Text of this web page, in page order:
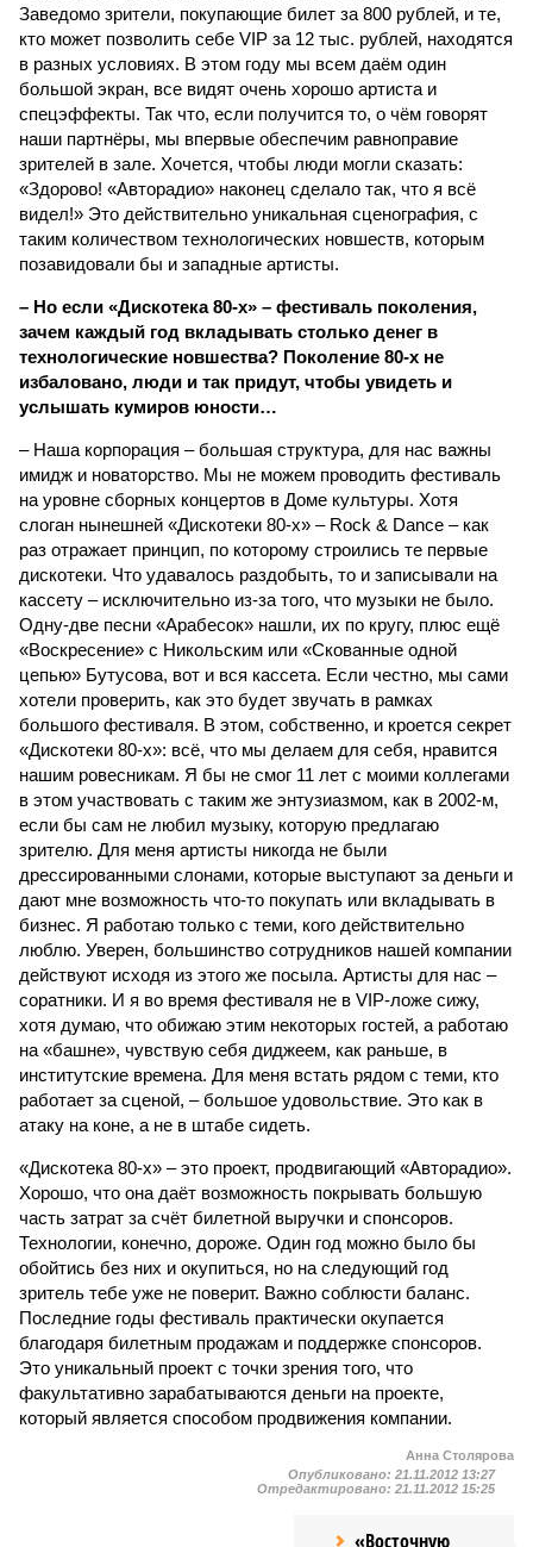
Заведомо зрители, покупающие билет за 800 рублей, и те,
кто может позволить себе VIP за 12 тыс. рублей, находятся
в разных условиях. В этом году мы всем даём один
большой экран, все видят очень хорошо артиста и
спецэффекты. Так что, если получится то, о чём говорят
наши партнёры, мы впервые обеспечим равноправие
зрителей в зале. Хочется, чтобы люди могли сказать:
«Здорово! «Авторадио» наконец сделало так, что я всё
видел!» Это действительно уникальная сценография, с
таким количеством технологических новшеств, которым
позавидовали бы и западные артисты.
– Но если «Дискотека 80-х» – фестиваль поколения,
зачем каждый год вкладывать столько денег в
технологические новшества? Поколение 80-х не
избаловано, люди и так придут, чтобы увидеть и
услышать кумиров юности…
– Наша корпорация – большая структура, для нас важны
имидж и новаторство. Мы не можем проводить фестиваль
на уровне сборных концертов в Доме культуры. Хотя
слоган нынешней «Дискотеки 80-х» – Rock & Dance – как
раз отражает принцип, по которому строились те первые
дискотеки. Что удавалось раздобыть, то и записывали на
кассету – исключительно из-за того, что музыки не было.
Одну-две песни «Арабесок» нашли, их по кругу, плюс ещё
«Воскресение» с Никольским или «Скованные одной
цепью» Бутусова, вот и вся кассета. Если честно, мы сами
хотели проверить, как это будет звучать в рамках
большого фестиваля. В этом, собственно, и кроется секрет
«Дискотеки 80-х»: всё, что мы делаем для себя, нравится
нашим ровесникам. Я бы не смог 11 лет с моими коллегами
в этом участвовать с таким же энтузиазмом, как в 2002-м,
если бы сам не любил музыку, которую предлагаю
зрителю. Для меня артисты никогда не были
дрессированными слонами, которые выступают за деньги и
дают мне возможность что-то покупать или вкладывать в
бизнес. Я работаю только с теми, кого действительно
люблю. Уверен, большинство сотрудников нашей компании
действуют исходя из этого же посыла. Артисты для нас –
соратники. И я во время фестиваля не в VIP-ложе сижу,
хотя думаю, что обижаю этим некоторых гостей, а работаю
на «башне», чувствую себя диджеем, как раньше, в
институтские времена. Для меня встать рядом с теми, кто
работает за сценой, – большое удовольствие. Это как в
атаку на коне, а не в штабе сидеть.
«Дискотека 80-х» – это проект, продвигающий «Авторадио».
Хорошо, что она даёт возможность покрывать большую
часть затрат за счёт билетной выручки и спонсоров.
Технологии, конечно, дороже. Один год можно было бы
обойтись без них и окупиться, но на следующий год
зритель тебе уже не поверит. Важно соблюсти баланс.
Последние годы фестиваль практически окупается
благодаря билетным продажам и поддержке спонсоров.
Это уникальный проект с точки зрения того, что
факультативно зарабатываются деньги на проекте,
который является способом продвижения компании.
Анна Столярова
Опубликовано: 21.11.2012 13:27
Отредактировано: 21.11.2012 15:25
«Восточную